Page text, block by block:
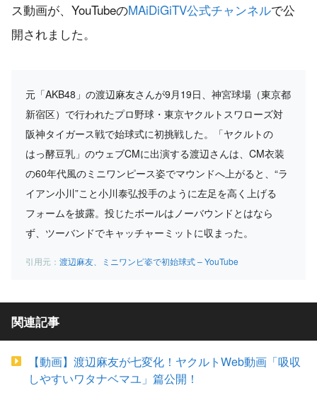
ス動画が、YouTubeのMAiDiGiTV公式チャンネルで公
開されました。
元「AKB48」の渡辺麻友さんが9月19日、神宮球場（東京都
新宿区）で行われたプロ野球・東京ヤクルトスワローズ対
阪神タイガース戦で始球式に初挑戦した。「ヤクルトの
はっ酵豆乳」のウェブCMに出演する渡辺さんは、CM衣装
の60年代風のミニワンピース姿でマウンドへ上がると、“ラ
イアン小川”こと小川泰弘投手のように左足を高く上げる
フォームを披露。投じたボールはノーバウンドとはなら
ず、ツーバンドでキャッチャーミットに収まった。
渡辺麻友、ミニワンピ姿で初始球式 – YouTube
関連記事
【動画】渡辺麻友が七変化！ヤクルトWeb動画「吸収
しやすいワタナベマユ」篇公開！